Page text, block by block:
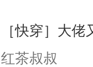
［快穿］大
红茶叔叔